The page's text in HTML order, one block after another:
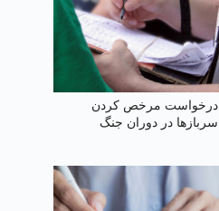
درخواست مرخص کردن
سربازها در دوران جنگ